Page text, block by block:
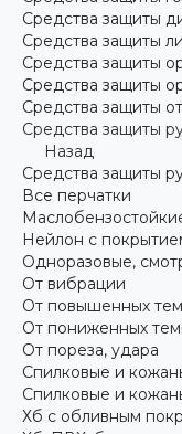
Средства защиты
Средства защиты
Средства защиты
Средства защиты
Средства защиты
Средства защиты
Назад
Средства защиты
Все перчатки
Нейлон с
Одноразовые,
От вибрации
От повышенных
От пониженных
От пореза, удара
Спилковые и
Спилковые и
Хб с обливным